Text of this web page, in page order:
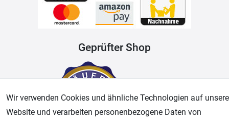
Geprüfter Shop
Wir verwenden Cookies und ähnliche Technologien auf
Website und verarbeiten personenbezogene Daten von